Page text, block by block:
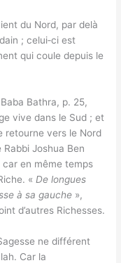
du Nord, par delà
; celui‑ci est
qui coule depuis le
Bathra, p. 25,
vive dans le Sud ; et
retourne vers le Nord
Joshua Ben
car en même temps
« De longues
à sa gauche »,
d’autres Richesses.
ne différent
Car la